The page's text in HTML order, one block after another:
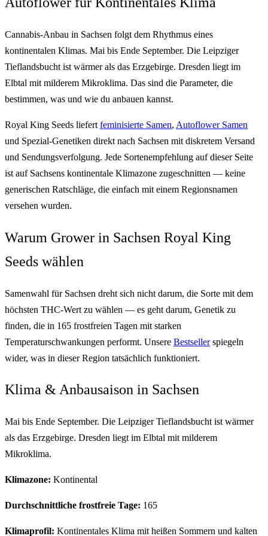
Cannabis-Anbau in Sachsen folgt dem Rhythmus eines
kontinentalen Klimas. Mai bis Ende September. Die Leipziger
Tieflandsbucht ist wärmer als das Erzgebirge. Dresden liegt im
Elbtal mit milderem Mikroklima. Das sind die Parameter, die
bestimmen, was und wie du anbauen kannst.
Royal King Seeds liefert feminisierte Samen, Autoflower Samen
und Spezial-Genetiken direkt nach Sachsen mit diskretem Versand
und Sendungsverfolgung. Jede Sortenempfehlung auf dieser Seite
ist auf Sachsens kontinentale Klimazone zugeschnitten — keine
generischen Ratschläge, die einfach mit einem Regionsnamen
versehen wurden.
Warum Grower in Sachsen Royal King
Seeds wählen
Samenwahl für Sachsen dreht sich nicht darum, die Sorte mit dem
höchsten THC-Wert zu wählen — es geht darum, Genetik zu
finden, die in 165 frostfreien Tagen mit starken
Temperaturschwankungen performt. Unsere Bestsellerspiegeln
wider, was in dieser Region tatsächlich funktioniert.
Klima & Anbausaison in Sachsen
Mai bis Ende September. Die Leipziger Tieflandsbucht ist wärmer
als das Erzgebirge. Dresden liegt im Elbtal mit milderem
Mikroklima.
Klimazone: Kontinental
Durchschnittliche frostfreie Tage: 165
Klimaprofil: Kontinentales Klima mit heißen Sommern und kalten